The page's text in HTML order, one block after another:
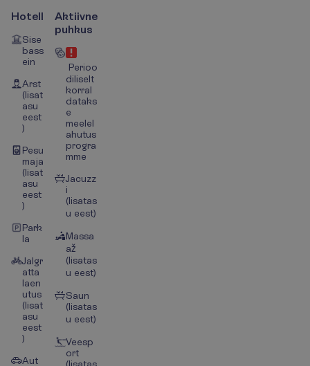
Hotell
Sise
bass
ein
Arst
(lisat
asu
eest
)
Pesu
maja
(lisat
asu
eest
)
Park
la
Jalgr
atta
laen
utus
(lisat
asu
eest
)
Aut
Aktiivne
puhkus
Perioo
diliselt
korral
dataks
e
meelel
ahutus
progra
mme
Jacuzz
i
(lisatas
u eest)
Massa
až
(lisatas
u eest)
Saun
(lisatas
u eest)
Veesp
ort